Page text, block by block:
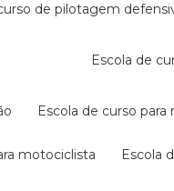
curso de pilotagem
escola de
escola de curso
motociclista